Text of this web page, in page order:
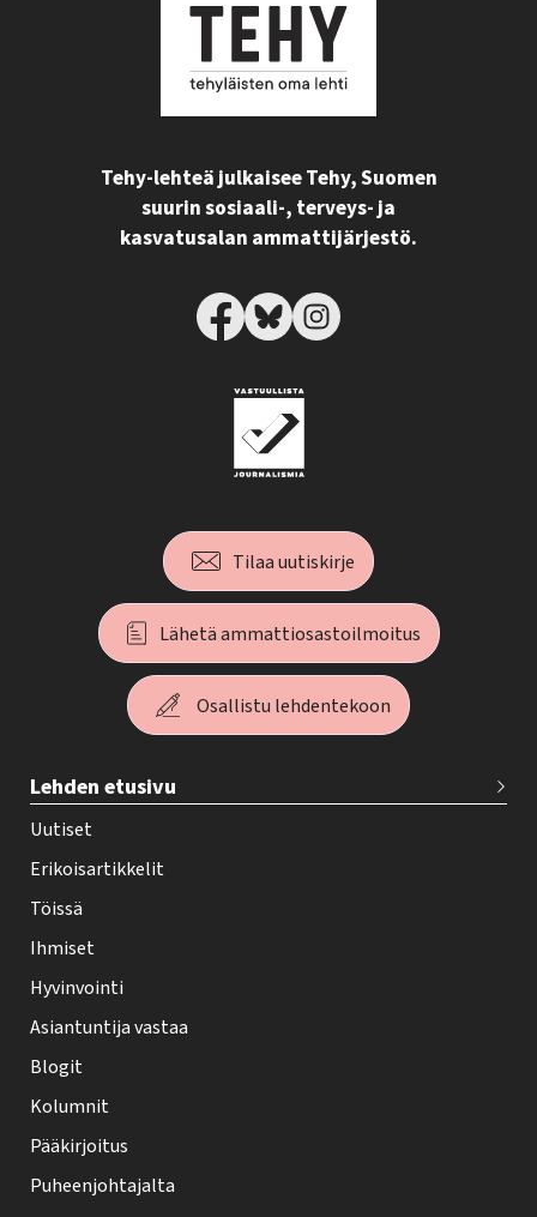
Tehy-lehteä julkaisee Tehy, Suomen
suurin sosiaali-, terveys- ja
kasvatusalan ammattijärjestö.
Tilaa uutiskirje
Lähetä ammattiosastoilmoitus
Osallistu lehdentekoon
e
h
y
-
e
h
t
i
f
o
t
Lehden etusivu
Uutiset
Erikoisartikkelit
Töissä
Ihmiset
Hyvinvointi
Asiantuntija vastaa
Blogit
Kolumnit
Pääkirjoitus
Puheenjohtajalta